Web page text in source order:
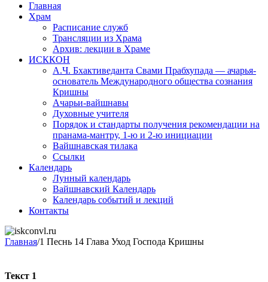
Главная
Храм
Расписание служб
Трансляции из Храма
Архив: лекции в Храме
ИСККОН
А.Ч. Бхактиведанта Свами Прабхупада — ачарья-
основатель Международного общества сознания
Кришны
Ачарьи-вайшнавы
Духовные учителя
Порядок и стандарты получения рекомендации на
пранама-мантру, 1-ю и 2-ю инициации
Вайшнавская тилака
Ссылки
Календарь
Лунный календарь
Вайшнавский Календарь
Календарь событий и лекций
Контакты
Главная/1 Песнь 14 Глава Уход Господа Кришны
Текст 1